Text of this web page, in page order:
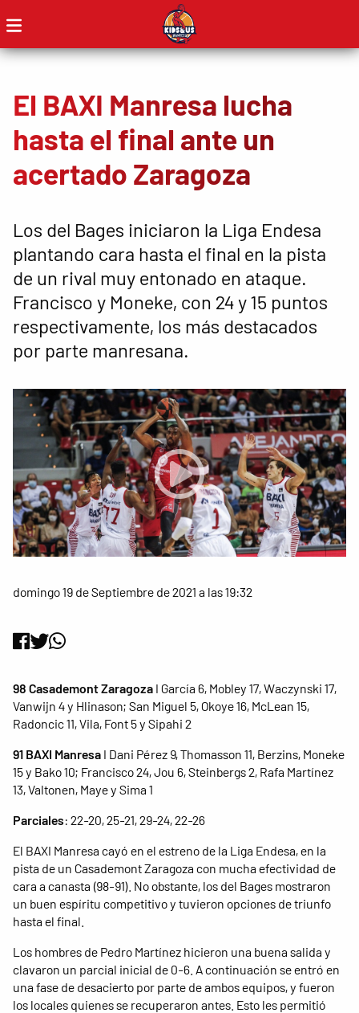
El BAXI Manresa lucha
hasta el final ante un
acertado Zaragoza
Los del Bages iniciaron la Liga Endesa
plantando cara hasta el final en la pista
de un rival muy entonado en ataque.
Francisco y Moneke, con 24 y 15 puntos
respectivamente, los más destacados
por parte manresana.
domingo 19 de Septiembre de 2021 a las 19:32
98 Casademont Zaragoza I García 6, Mobley 17, Waczynski 17,
Vanwijn 4 y Hlinason; San Miguel 5, Okoye 16, McLean 15,
Radoncic 11, Vila, Font 5 y Sipahi 2
91 BAXI Manresa I Dani Pérez 9, Thomasson 11, Berzins, Moneke
15 y Bako 10; Francisco 24, Jou 6, Steinbergs 2, Rafa Martínez
13, Valtonen, Maye y Sima 1
Parciales: 22-20, 25-21, 29-24, 22-26
El BAXI Manresa cayó en el estreno de la Liga Endesa, en la
pista de un Casademont Zaragoza con mucha efectividad de
cara a canasta (98-91). No obstante, los del Bages mostraron
un buen espíritu competitivo y tuvieron opciones de triunfo
hasta el final.
Los hombres de Pedro Martínez hicieron una buena salida y
clavaron un parcial inicial de 0-6. A continuación se entró en
una fase de desacierto por parte de ambos equipos, y fueron
los locales quienes se recuperaron antes. Esto les permitió